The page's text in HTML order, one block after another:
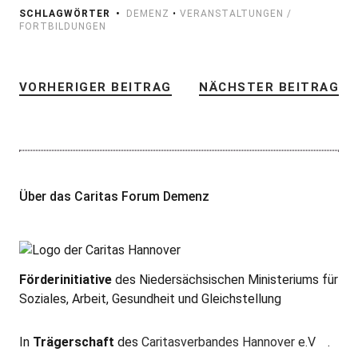
SCHLAGWÖRTER DEMENZ • VERANSTALTUNGEN /
FORTBILDUNGEN
VORHERIGER BEITRAG NÄCHSTER BEITRAG
Über das Caritas Forum Demenz
Förderinitiative des Niedersächsischen Ministeriums für
Soziales, Arbeit, Gesundheit und Gleichstellung
In Trägerschaft des Caritasverbandes Hannover e.V .